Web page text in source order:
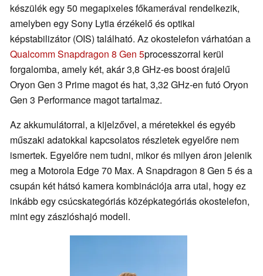
készülék egy 50 megapixeles főkamerával rendelkezik,
amelyben egy Sony Lytia érzékelő és optikai
képstabilizátor (OIS) található. Az okostelefon várhatóan a
Qualcomm Snapdragon 8 Gen 5processzorral kerül
forgalomba, amely két, akár 3,8 GHz-es boost órajelű
Oryon Gen 3 Prime magot és hat, 3,32 GHz-en futó Oryon
Gen 3 Performance magot tartalmaz.
Az akkumulátorral, a kijelzővel, a méretekkel és egyéb
műszaki adatokkal kapcsolatos részletek egyelőre nem
ismertek. Egyelőre nem tudni, mikor és milyen áron jelenik
meg a Motorola Edge 70 Max. A Snapdragon 8 Gen 5 és a
csupán két hátsó kamera kombinációja arra utal, hogy ez
inkább egy csúcskategóriás középkategóriás okostelefon,
mint egy zászlóshajó modell.